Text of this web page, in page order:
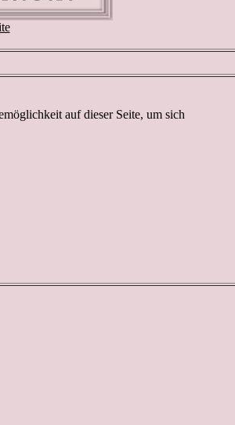
auf dieser Seite, um sich